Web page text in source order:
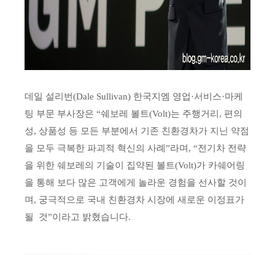
데일 설리번(Dale Sullivan) 한국지엠 영업·서비스·마케
팅 부문 부사장은 “쉐보레 볼트(Volt)는 주행거리, 편의
성, 상품성 등 모든 부분에서 기존 친환경차가 지닌 약점
을 모두 극복한 파괴적 혁신의 사례”라며, “전기차 전략
을 위한 쉐보레의 기술이 집약된 볼트(Volt)가 카쉐어링
을 통해 보다 많은 고객에게 놀라운 경험을 선사할 것이
며, 궁극적으로 국내 친환경차 시장에 새로운 이정표가
될 것”이라고 밝혔습니다.